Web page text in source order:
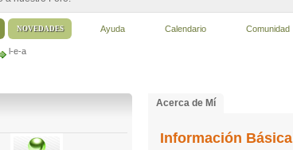
l-e-a
Acerca de Mí
Información Básica
Ayuda Calendario Comunidad
NOVEDADES